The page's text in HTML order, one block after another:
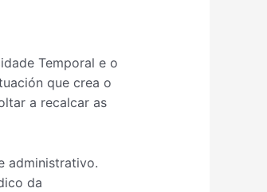
Temporal e o
que crea o
a recalcar as
administrativo.
da